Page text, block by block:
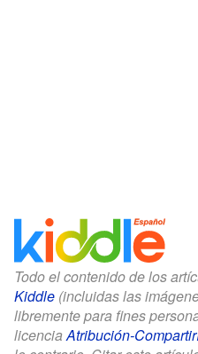
Todo el contenido de los
Kiddle (incluidas las
libremente para fines
licenciaAtribución-